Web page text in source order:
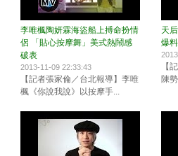
李唯楓陶妍霖海盜船上搏命扮情
侶 「貼心按摩舞」美式熱鬧感
破表
2013-11-09 22:33:43
【記者張家倫／台北報導】李唯
楓《你說我說》以按摩手...
天
爆
【
陳